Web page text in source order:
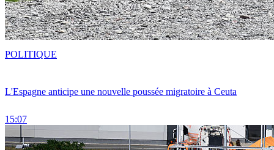
L'Espagne anticipe une nouvelle poussée migratoire à Ceuta
15:07
POLITIQUE